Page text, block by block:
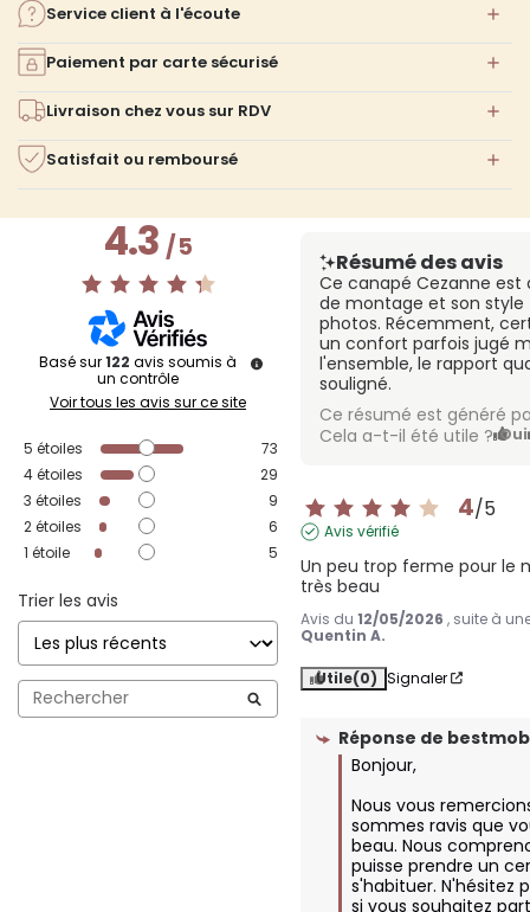
Service client à l'écoute
Paiement par carte sécurisé
Livraison chez vous sur RDV
Satisfait ou remboursé
4.3/5
Basé sur122 avis soumis à
un contrôle
Voir tous les avis sur ce site
5 étoiles
73
4étoiles
29
3 étoiles
9
2étoiles
6
1 étoile 5
Trier les avis
Résumé des avis
Ce canapé Cezanne
de montage et son
photos. Récemment,
un confort parfois jugé
l'ensemble, le rapport
souligné.
Ce résumé est généré
Cela a-t-il été utile ? Oui
4/5
Avis vérifié
Un peu trop ferme pour le
très beau
Avis du12/05/2026 , suite à
Quentin A.
Utile(0) Signaler
Réponse de
Bonjour,
Nous vous
sommes ravis que
beau. Nous
puisse prendre un
s'habituer. N'hésitez
si vous souhaitez